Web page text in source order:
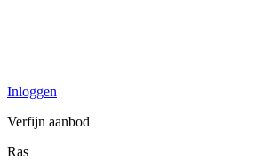
Inloggen
Verfijn aanbod
Ras